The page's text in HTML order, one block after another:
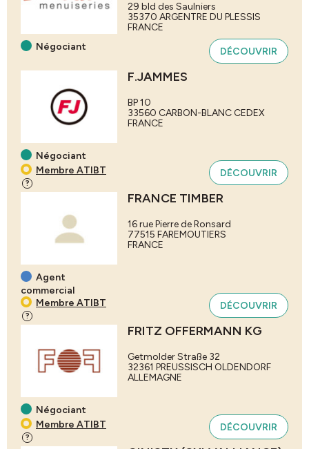
Négociant
29 bld des Saulniers
35370 ARGENTRE DU PLESSIS
FRANCE
DÉCOUVRIR
Négociant
Membre ATIBT
?
F.JAMMES
BP 10
33560 CARBON-BLANC CEDEX
FRANCE
DÉCOUVRIR
Agent
commercial
Membre ATIBT
?
FRANCE TIMBER
16 rue Pierre de Ronsard
77515 FAREMOUTIERS
FRANCE
DÉCOUVRIR
Négociant
Membre ATIBT
?
FRITZ OFFERMANN KG
Getmolder Straße 32
32361 PREUSSISCH OLDENDORF
ALLEMAGNE
DÉCOUVRIR